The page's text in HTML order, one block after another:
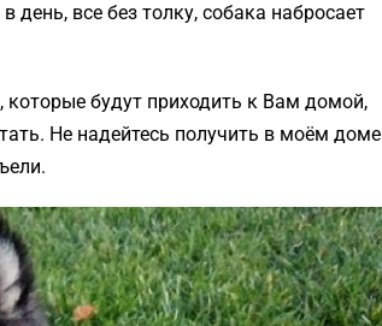
все без толку, собака набросает
которые будут приходить к Вам домой,
Не надейтесь получить в моём доме